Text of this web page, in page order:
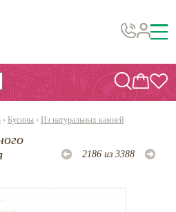
декор
› Бусины › Из натуральных камней
2186 из 3388